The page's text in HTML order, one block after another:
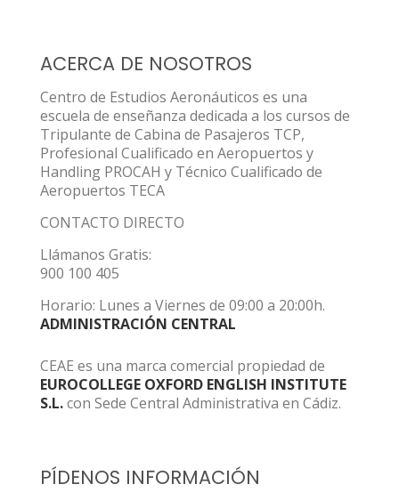
ACERCA DE NOSOTROS
Centro de Estudios Aeronáuticos es una
escuela de enseñanza dedicada a los cursos de
Tripulante de Cabina de Pasajeros TCP,
Profesional Cualificado en Aeropuertos y
Handling PROCAH y Técnico Cualificado de
Aeropuertos TECA
CONTACTO DIRECTO
Llámanos Gratis:
900 100 405
Horario: Lunes a Viernes de 09:00 a 20:00h.
ADMINISTRACIÓN CENTRAL
CEAE es una marca comercial propiedad de
EUROCOLLEGE OXFORD ENGLISH INSTITUTE
S.L.con Sede Central Administrativa en Cádiz.
PÍDENOS INFORMACIÓN